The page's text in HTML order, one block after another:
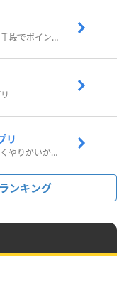
歩いたりアンケート回答など幅広い手段でポイントをゲット
リ
ペットを育ってポイ活しよう！可愛くやりがいがある新感覚アプリ
ンキング